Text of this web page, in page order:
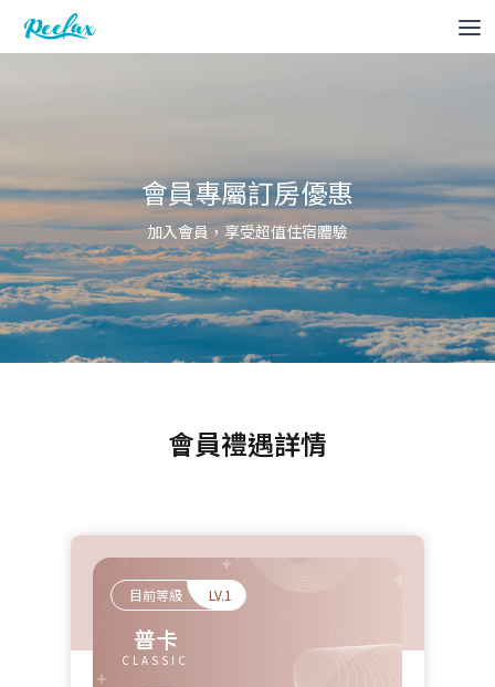
會員專屬訂房優惠
加入會員，享受超值住宿體驗
會員禮遇詳情
目前等級 LV.1
普卡
CLASSIC